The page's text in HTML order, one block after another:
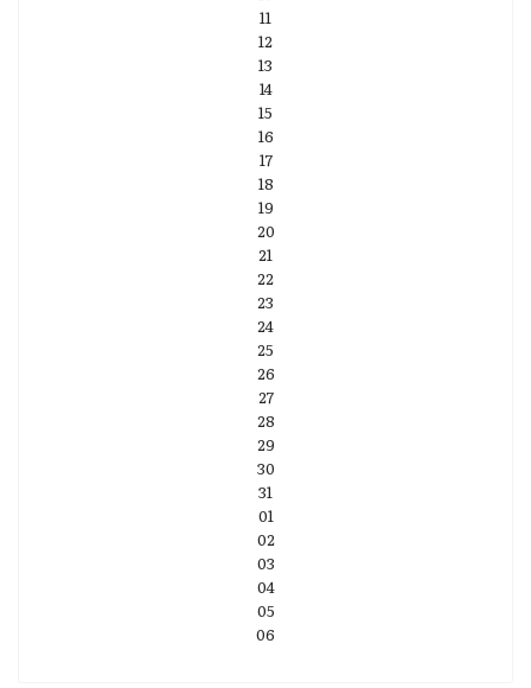
11
12
13
14
15
16
17
18
19
20
21
22
23
24
25
26
27
28
29
30
31
01
02
03
04
05
06